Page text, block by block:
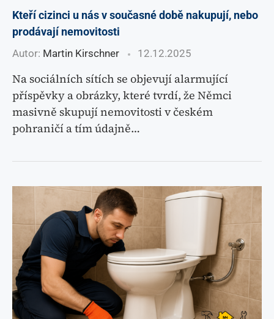
Kteří cizinci u nás v současné době nakupují, nebo
prodávají nemovitosti
Autor: Martin Kirschner 12.12.2025
Na sociálních sítích se objevují alarmující
příspěvky a obrázky, které tvrdí, že Němci
masivně skupují nemovitosti v českém
pohraničí a tím údajně…